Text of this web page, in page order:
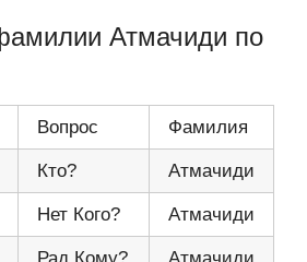
Атмачиди по
Вопрос Фамилия
Кто? Атмачиди
Нет Кого? Атмачиди
Рад Кому? Атмачиди